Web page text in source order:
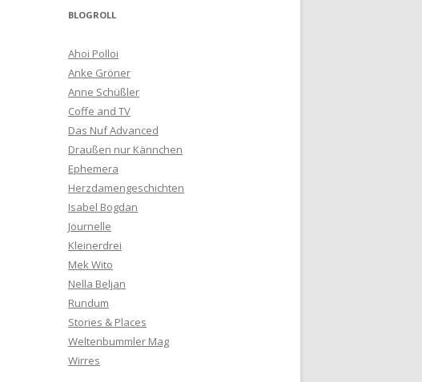
BLOGROLL
Ahoi Polloi
Anke Gröner
Anne Schüßler
Coffe and TV
Das Nuf Advanced
Draußen nur Kännchen
Ephemera
Herzdamengeschichten
Isabel Bogdan
Journelle
Kleinerdrei
Mek Wito
Nella Beljan
Rundum
Stories & Places
Weltenbummler Mag
Wirres